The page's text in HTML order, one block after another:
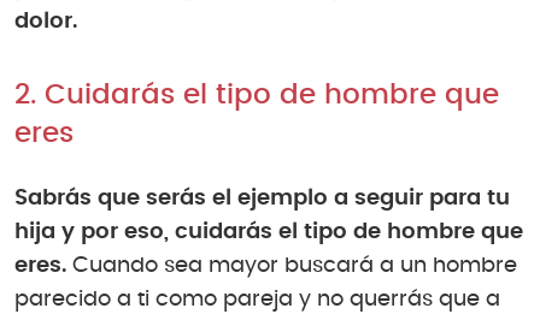
dolor.
2. Cuidarás el tipo de hombre que
eres
Sabrás que serás el ejemplo a seguir para tu
hija y por eso, cuidarás el tipo de hombre que
eres. Cuando sea mayor buscará a un hombre
parecido a ti como pareja y no querrás que a